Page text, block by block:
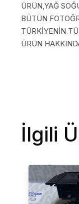
ÜRÜN,YAĞ
BÜTÜN
TÜRKİYENİN
ÜRÜN
İlgili